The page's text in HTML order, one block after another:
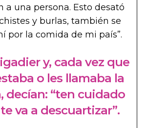
a una persona. Esto desató
y burlas, también se
por la comida de mi país”.
y, cada vez que
o les llamaba la
decían: “ten cuidado
va a descuartizar”.